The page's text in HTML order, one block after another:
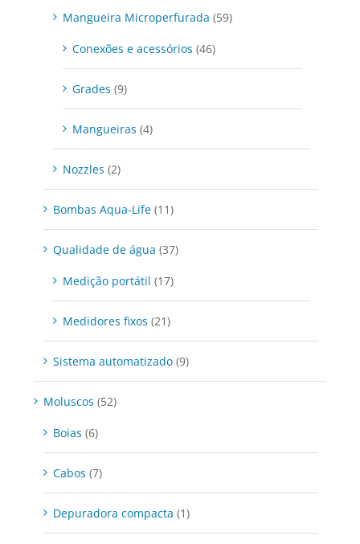
Mangueira Microperfurada (59)
Conexões e acessórios (46)
Grades (9)
Mangueiras (4)
Nozzles (2)
Bombas Aqua-Life (11)
Qualidade de água (37)
Medição portátil (17)
Medidores fixos (21)
Sistema automatizado (9)
Moluscos (52)
Boias (6)
Cabos (7)
Depuradora compacta (1)